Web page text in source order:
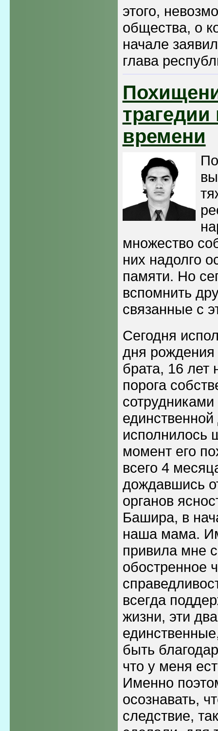
этого,
общества, о
начале
глава
трагедии
времени
множество
них надолго
памяти. Но
вспомнить
связанные с
Сегодня
дня
брата, 16 лет
порога
исполнилось
момент его
всего 4
дождавшись
органов
Башира, в
наша мама.
привила мне
обостренное
всегда
жизни, эти
быть
что у меня
Именно
осознавать,
следствие,